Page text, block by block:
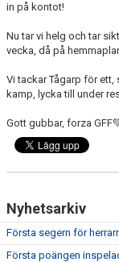
in på kontot!
Nu tar vi helg och tar
vecka, då på
Vi tackar Tågarp för
kamp, lycka till under
Gott gubbar, forza
Nyhetsarkiv
Första segern för
Första poängen